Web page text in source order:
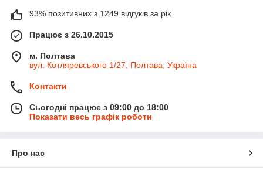
93% позитивних з 1249 відгуків за рік
Працює з 26.10.2015
м. Полтава
вул. Котляревського 1/27, Полтава, Україна
Контакти
Сьогодні працює з 09:00 до 18:00
Показати весь графік роботи
Про нас